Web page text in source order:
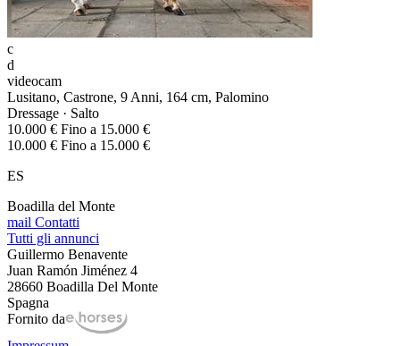
c
d
videocam
Lusitano, Castrone, 9 Anni, 164 cm, Palomino
Dressage · Salto
10.000 € Fino a 15.000 €
10.000 € Fino a 15.000 €
ES
Boadilla del Monte
mail Contatti
Tutti gli annunci
Guillermo Benavente
Juan Ramón Jiménez 4
28660 Boadilla Del Monte
Spagna
Fornito da